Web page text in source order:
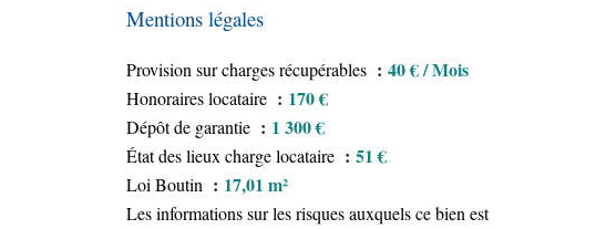
Mentions légales
Provision sur charges récupérables 40 € / Mois
Honoraires locataire 170 €
Dépôt de garantie 1 300 €
État des lieux charge locataire 51 €
Loi Boutin 17,01 m²
Les informations sur les risques auxquels ce bien est